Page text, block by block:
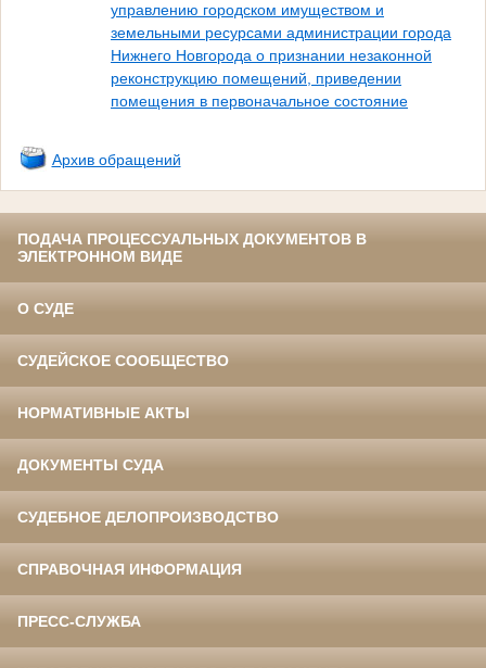
управлению городском имуществом и
земельными ресурсами администрации города
Нижнего Новгорода о признании незаконной
реконструкцию помещений, приведении
помещения в первоначальное состояние
Архив обращений
ПОДАЧА ПРОЦЕССУАЛЬНЫХ ДОКУМЕНТОВ В
ЭЛЕКТРОННОМ ВИДЕ
О СУДЕ
СУДЕЙСКОЕ СООБЩЕСТВО
НОРМАТИВНЫЕ АКТЫ
ДОКУМЕНТЫ СУДА
СУДЕБНОЕ ДЕЛОПРОИЗВОДСТВО
СПРАВОЧНАЯ ИНФОРМАЦИЯ
ПРЕСС-СЛУЖБА